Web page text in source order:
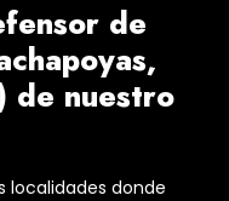
de
de nuestro
localidades donde